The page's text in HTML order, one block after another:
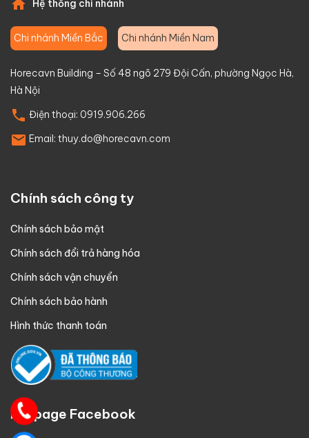
Hệ thống chi nhánh
Chi nhánh Miền Bắc Chi nhánh Miền Nam
Horecavn Building – Số 48 ngõ 279 Đội Cấn, phường Ngọc Hà,
Hà Nội
Điện thoại: 0919.906.266
Email: thuy.do@horecavn.com
Chính sách công ty
Chính sách bảo mật
Chính sách đổi trả hàng hóa
Chính sách vận chuyển
Chính sách bảo hành
Hình thức thanh toán
Fanpage Facebook